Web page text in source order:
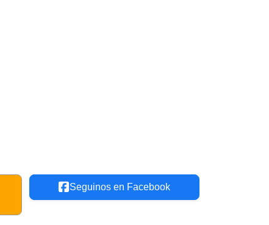
Seguinos en Facebook